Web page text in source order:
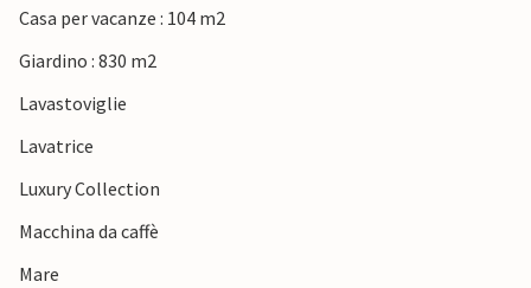
Potete anche programmare gite di un giorno ad Aarhus o a
Djurs Sommerland e tornare a casa con tante esperienze!
Casa per vacanze : 104 m2
Giardino : 830 m2
Lavastoviglie
Lavatrice
Luxury Collection
Macchina da caffè
Mare